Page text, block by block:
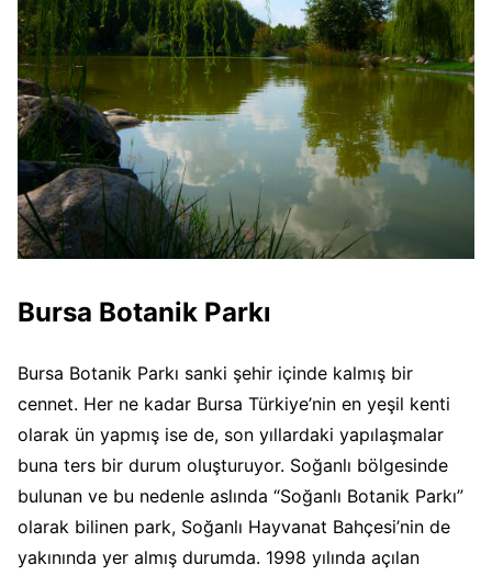
Bursa Botanik Parkı
Bursa Botanik Parkı sanki şehir içinde kalmış bir
cennet. Her ne kadar Bursa Türkiye’nin en yeşil kenti
olarak ün yapmış ise de, son yıllardaki yapılaşmalar
buna ters bir durum oluşturuyor. Soğanlı bölgesinde
bulunan ve bu nedenle aslında “Soğanlı Botanik Parkı”
olarak bilinen park, Soğanlı Hayvanat Bahçesi’nin de
yakınında yer almış durumda. 1998 yılında açılan